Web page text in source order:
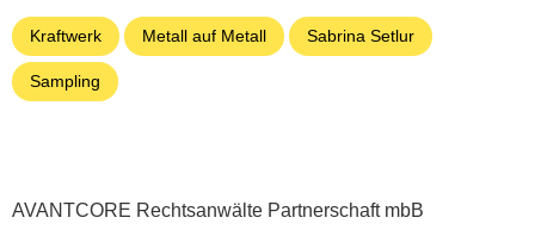
Kraftwerk Metall auf Metall Sabrina Setlur
Sampling
AVANTCORE Rechtsanwälte Partnerschaft mbB